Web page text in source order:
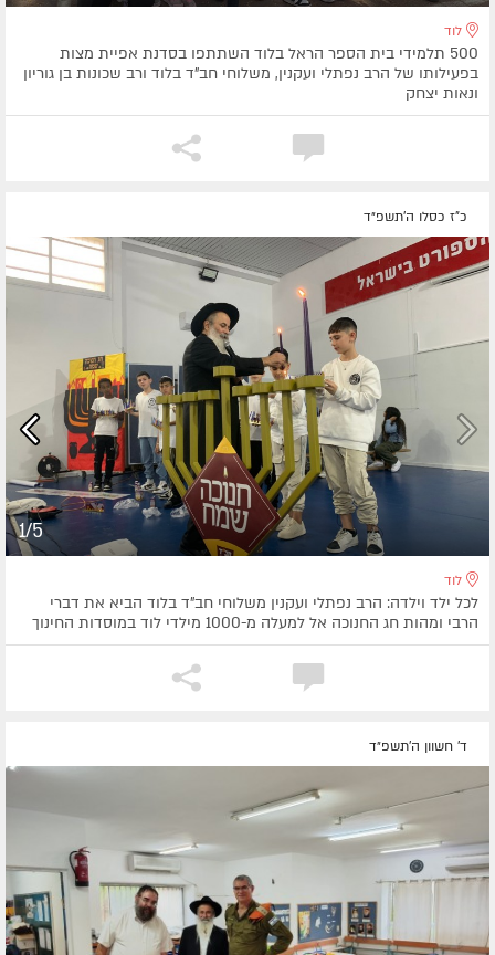
לוד
500 תלמידי בית הספר הראל בלוד השתתפו בסדנת אפיית מצות
בפעילותו של הרב נפתלי ועקנין, משלוחי חב"ד בלוד ורב שכונות בן גוריון
ונאות יצחק
כ"ז כסלו ה׳תשפ״ד
1/5
לוד
לכל ילד וילדה: הרב נפתלי ועקנין משלוחי חב"ד בלוד הביא את דברי
הרבי ומהות חג החנוכה אל למעלה מ-1000 מילדי לוד במוסדות החינוך
ד' חשוון ה׳תשפ״ד